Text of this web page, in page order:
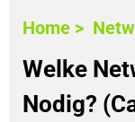
Home >
Welke
Nodig?